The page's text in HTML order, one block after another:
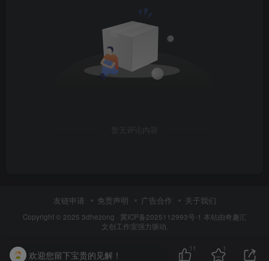
暂无评论内容
友链申请 免责声明 广告合作 关于我们
Copyright © 2025 3dhezong · 冀ICP备2025112993号-1 本站由奇趣汇
文创工作室强力驱动.
欢迎您留下宝贵的见解！
11 1